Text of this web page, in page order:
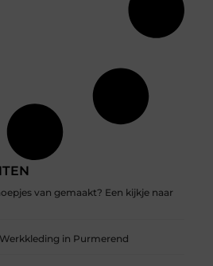
van gemaakt? Een kijkje naar
in Purmerend